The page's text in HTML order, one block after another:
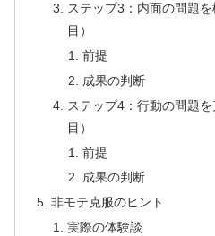
ステップ3：内面の問題
目）
前提
成果の判断
ステップ4：行動の問題
目）
前提
成果の判断
非モテ克服のヒント
実際の体験談